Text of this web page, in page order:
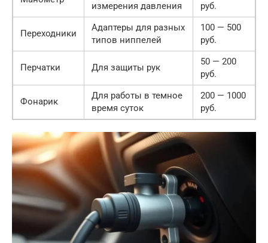
измерения давления
руб.
Переходники
Адаптеры для разных
типов ниппелей
100 — 500
руб.
Перчатки Для защиты рук
50 — 200
руб.
Фонарик
Для работы в темное
время суток
200 — 1000
руб.